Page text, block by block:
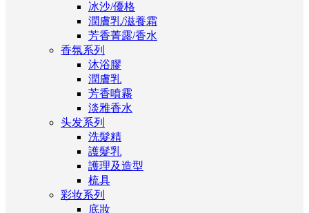
冰沙/優格
潤膚乳/滋養霜
芳香菁露/香水
香氛系列
沐浴膠
潤膚乳
芳香噴霧
淡雅香水
头发系列
洗髮精
護髮乳
護理及造型
梳具
彩妆系列
底妝